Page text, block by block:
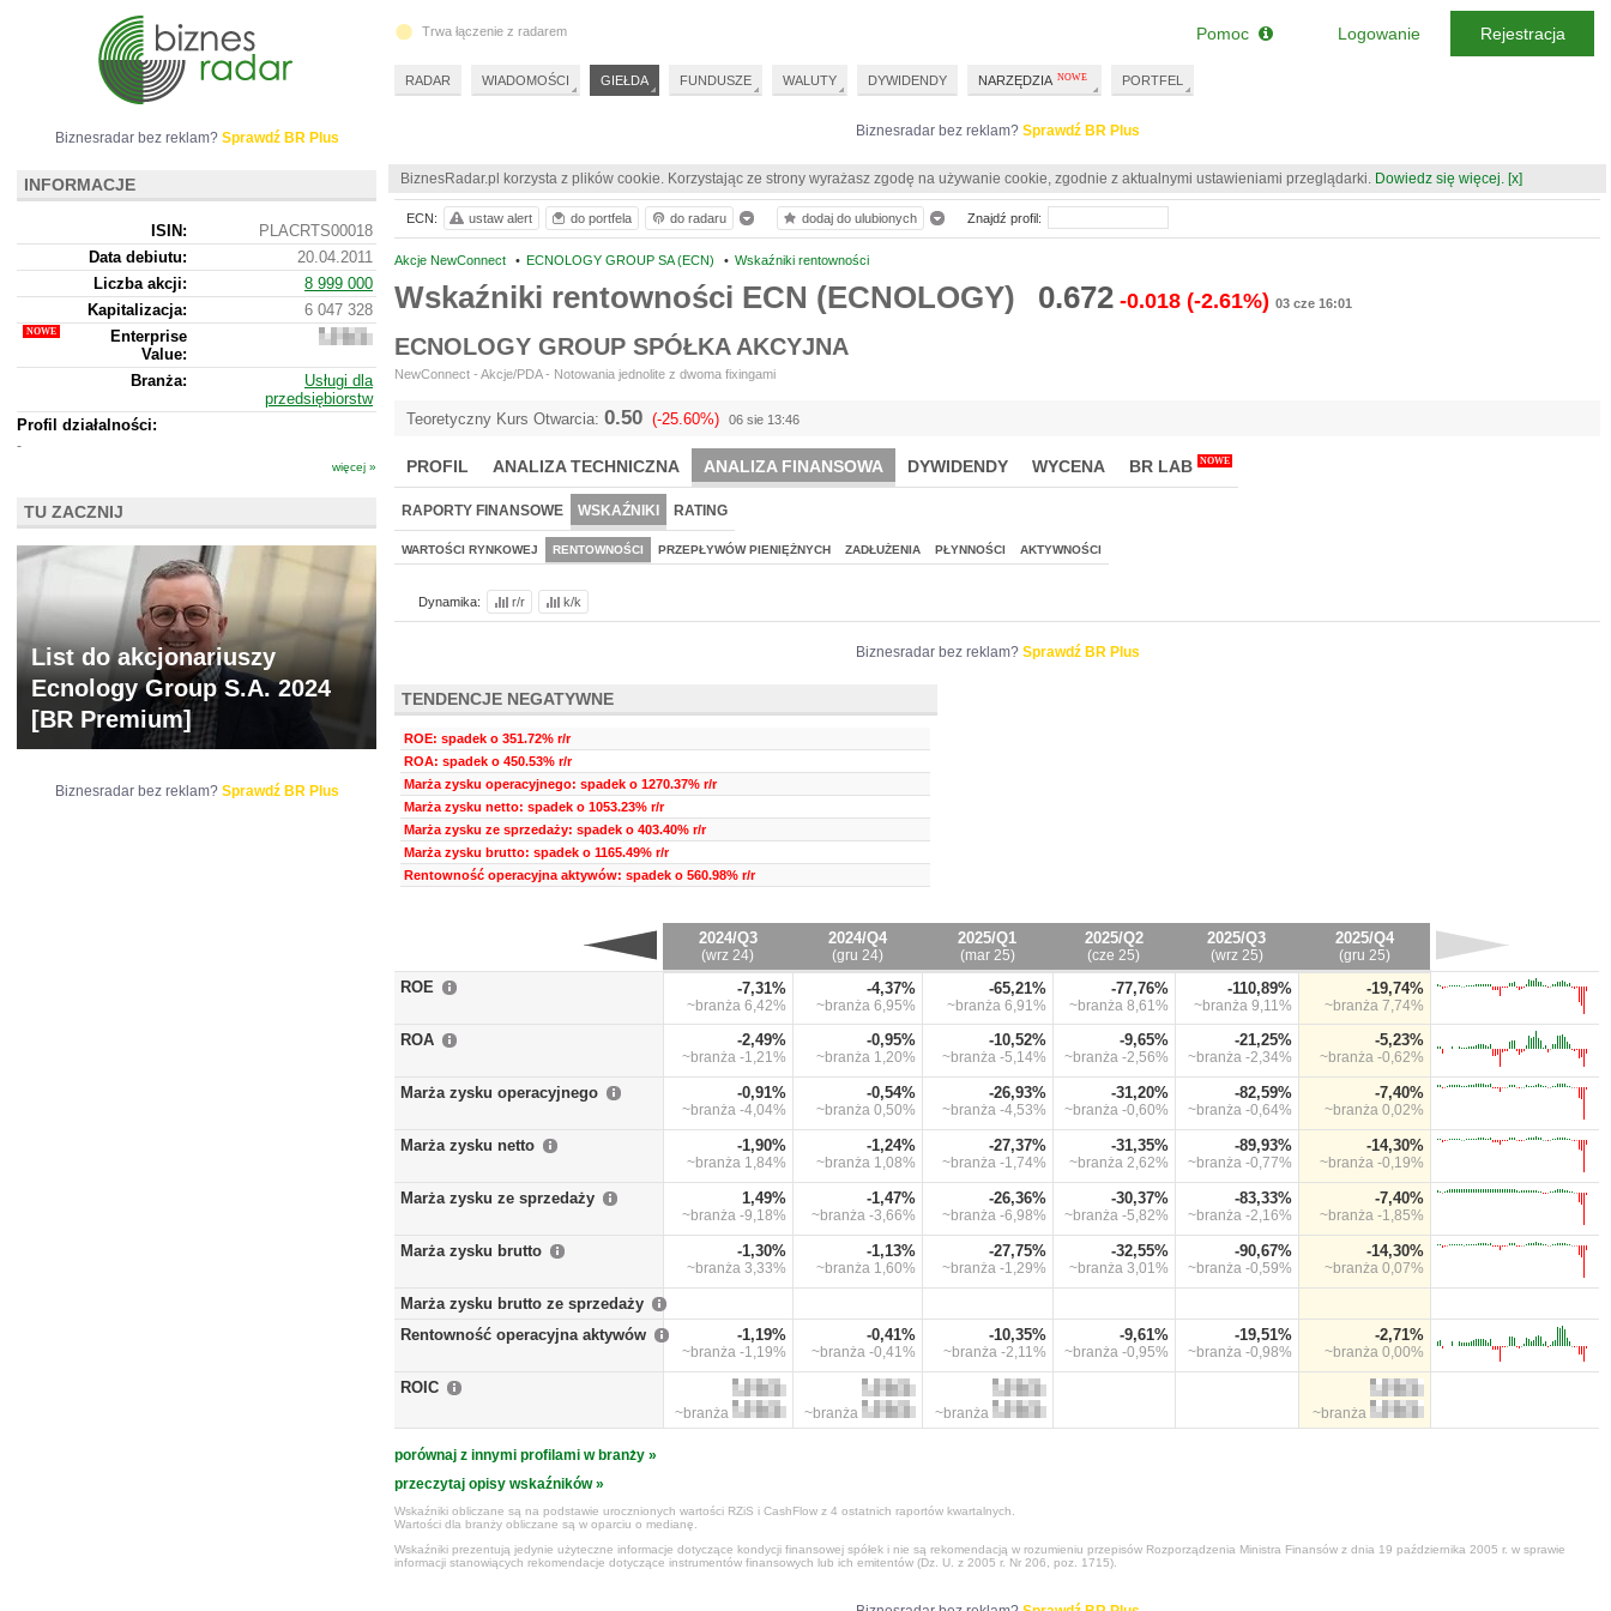
Biznesradar bez reklam? Sprawdź BR Plus
BiznesRadar.pl korzysta z plików cookie. Korzystając ze strony wyrażasz zgodę na używanie cookie, zgodnie z aktualnymi ustawieniami przeglądarki. Dowiedz się więcej. [x]
Akcje NewConnect • ECNOLOGY GROUP SA (ECN) • Wskaźniki rentowności
Wskaźniki rentowności ECN (ECNOLOGY) 0.672 -0.018 (-2.61%) 03 cze 16:01
ECNOLOGY GROUP SPÓŁKA AKCYJNA
NewConnect - Akcje/PDA - Notowania jednolite z dwoma fixingami
Teoretyczny Kurs Otwarcia: 0.50 (-25.60%) 06 sie 13:46
PROFIL ANALIZA TECHNICZNA ANALIZA FINANSOWA DYWIDENDY WYCENA BR LAB NOWE
RAPORTY FINANSOWE WSKAŹNIKI RATING
WARTOŚCI RYNKOWEJ RENTOWNOŚCI PRZEPŁYWÓW PIENIĘŻNYCH ZADŁUŻENIA PŁYNNOŚCI AKTYWNOŚCI
Dynamika: r/r k/k
Biznesradar bez reklam? Sprawdź BR Plus
TENDENCJE NEGATYWNE
ROE: spadek o 351.72% r/r
ROA: spadek o 450.53% r/r
Marża zysku operacyjnego: spadek o 1270.37% r/r
Marża zysku netto: spadek o 1053.23% r/r
Marża zysku ze sprzedaży: spadek o 403.40% r/r
Marża zysku brutto: spadek o 1165.49% r/r
Rentowność operacyjna aktywów: spadek o 560.98% r/r
2024/Q3
(wrz 24)
2024/Q4
(gru 24)
2025/Q1
(mar 25)
2025/Q2
(cze 25)
2025/Q3
(wrz 25)
2025/Q4
(gru 25)
ROE -7,31%
~branża 6,42%
-4,37%
~branża 6,95%
-65,21%
~branża 6,91%
-77,76%
~branża 8,61%
-110,89%
~branża 9,11%
-19,74%
~branża 7,74%
ROA -2,49%
~branża -1,21%
-0,95%
~branża 1,20%
-10,52%
~branża -5,14%
-9,65%
~branża -2,56%
-21,25%
~branża -2,34%
-5,23%
~branża -0,62%
Marża zysku operacyjnego -0,91%
~branża -4,04%
-0,54%
~branża 0,50%
-26,93%
~branża -4,53%
-31,20%
~branża -0,60%
-82,59%
~branża -0,64%
-7,40%
~branża 0,02%
Marża zysku netto -1,90%
~branża 1,84%
-1,24%
~branża 1,08%
-27,37%
~branża -1,74%
-31,35%
~branża 2,62%
-89,93%
~branża -0,77%
-14,30%
~branża -0,19%
Marża zysku ze sprzedaży 1,49%
~branża -9,18%
-1,47%
~branża -3,66%
-26,36%
~branża -6,98%
-30,37%
~branża -5,82%
-83,33%
~branża -2,16%
-7,40%
~branża -1,85%
Marża zysku brutto -1,30%
~branża 3,33%
-1,13%
~branża 1,60%
-27,75%
~branża -1,29%
-32,55%
~branża 3,01%
-90,67%
~branża -0,59%
-14,30%
~branża 0,07%
Marża zysku brutto ze sprzedaży
Rentowność operacyjna aktywów
-1,19%
~branża -1,19%
-0,41%
~branża -0,41%
-10,35%
~branża -2,11%
-9,61%
~branża -0,95%
-19,51%
~branża -0,98%
-2,71%
~branża 0,00%
ROIC
~branża ~branża ~branża ~branża
porównaj z innymi profilami w branży »
przeczytaj opisy wskaźników »
Wskaźniki obliczane są na podstawie urocznionych wartości RZiS i CashFlow z 4 ostatnich raportów kwartalnych.
Wartości dla branży obliczane są w oparciu o medianę.
Wskaźniki prezentują jedynie użyteczne informacje dotyczące kondycji finansowej spółek i nie są rekomendacją w rozumieniu przepisów Rozporządzenia Ministra Finansów z dnia 19 października 2005 r. w sprawie
informacji stanowiących rekomendacje dotyczące instrumentów finansowych lub ich emitentów (Dz. U. z 2005 r. Nr 206, poz. 1715).
ECN: ustaw alert do portfela do radaru dodaj do ulubionych Znajdź profil:
Biznesradar bez reklam? Sprawdź BR Plus
INFORMACJE
ISIN:
PLACRTS00018
Data debiutu:
20.04.2011
Liczba akcji:
8 999 000
Kapitalizacja:
6 047 328
Enterprise
Value:
5
328
Branża:
Usługi dla
przedsiębiorstw
Profil działalności:
-
więcej »
TU ZACZNIJ
List do akcjonariuszy
Ecnology Group S.A. 2024
[BR Premium]
Biznesradar bez reklam? Sprawdź BR Plus
Trwa łączenie z radarem
RADAR WIADOMOŚCI GIEŁDA FUNDUSZE WALUTY DYWIDENDY NARZĘDZIA PORTFEL
Pomoc Logowanie Rejestracja